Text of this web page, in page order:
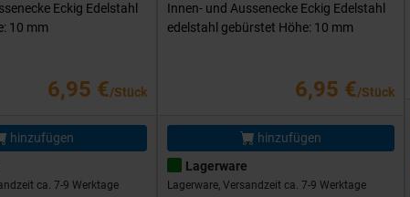
Eckig Edelstahl
10 mm
6,95 €/Stück
hinzufügen
ca. 7-9 Werktage
Innen- und Aussenecke Eckig Edelstahl
edelstahl gebürstet Höhe: 10 mm
6,95 €/Stück
hinzufügen
Lagerware
Lagerware, Versandzeit ca. 7-9 Werktage